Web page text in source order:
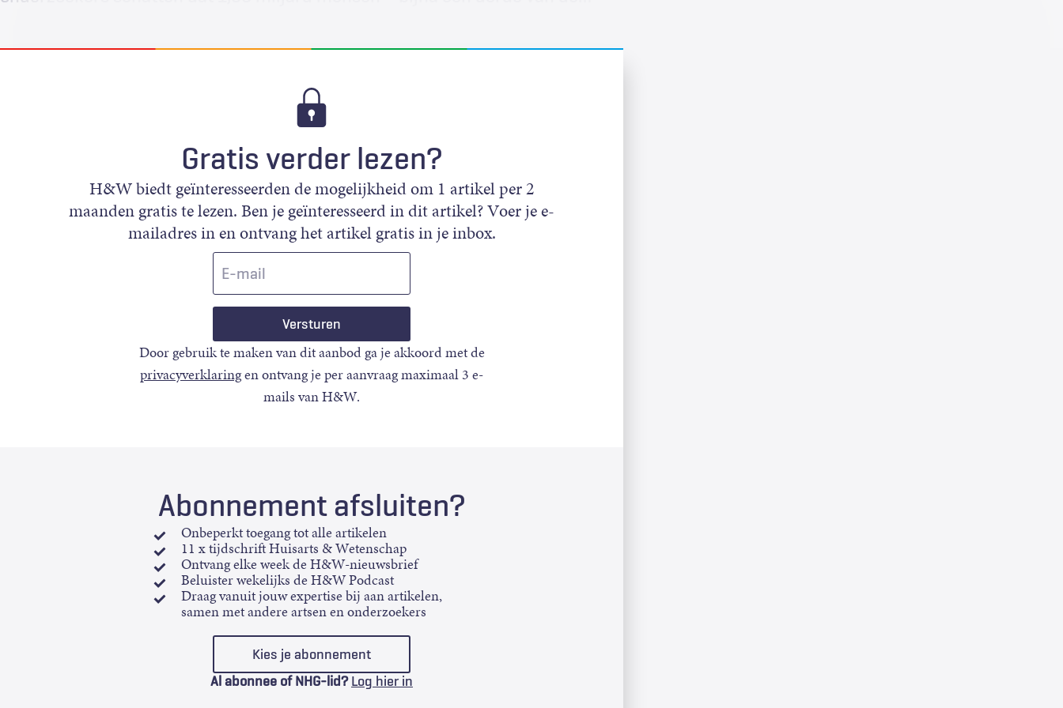
Gratis verder lezen?
H&W biedt geïnteresseerden de mogelijkheid om 1 artikel per 2
maanden gratis te lezen. Ben je geïnteresseerd in dit artikel? Voer je e-
mailadres in en ontvang het artikel gratis in je inbox.
Door gebruik te maken van dit aanbod ga je akkoord met de
privacyverklaringen ontvang je per aanvraag maximaal 3 e-
mails van H&W.
Abonnement afsluiten?
Onbeperkt toegang tot alle artikelen
11 x tijdschrift Huisarts & Wetenschap
Ontvang elke week de H&W-nieuwsbrief
Beluister wekelijks de H&W Podcast
Draag vanuit jouw expertise bij aan artikelen,
samen met andere artsen en onderzoekers
Kies je abonnement
Al abonnee of NHG-lid? Log hier in